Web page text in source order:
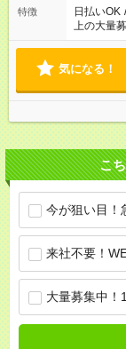
特徴 日払いOK /
上の大量
気になる！
こ
今が狙い目！
来社不要！
大量募集中！